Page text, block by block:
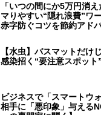
「いつの間にか5万円消
マりやすい“隠れ浪費”ワ
赤字防ぐコツを節約アド
【水虫】バスマットだ
感染招く“要注意スポッ
ビジネスで「スマートウ
相手に「悪印象」与える